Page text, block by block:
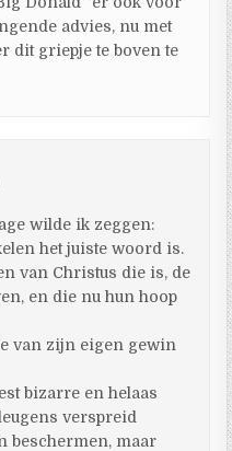
advies, nu met
dit griepje te boven te
wilde ik zeggen:
het juiste woord is.
van Christus die is, de
en die nu hun hoop
van zijn eigen gewin
bizarre en helaas
verspreid
beschermen, maar